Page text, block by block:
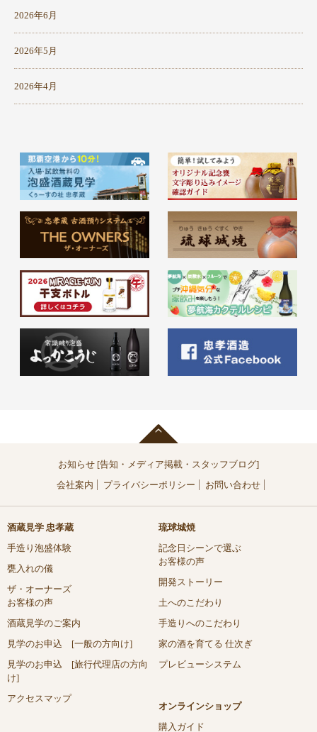
2026年6月
2026年5月
2026年4月
お知らせ [告知・メディア掲載・スタッフブログ]
会社案内
プライバシーポリシー お問い合わせ
酒蔵見学 忠孝蔵
手造り泡盛体験
甕入れの儀
ザ・オーナーズ
お客様の声
酒蔵見学のご案内
見学のお申込 [一般の方向け]
見学のお申込 [旅行代理店の方向
け]
アクセスマップ
琉球城焼
記念日シーンで選ぶ
お客様の声
開発ストーリー
土へのこだわり
手造りへのこだわり
家の酒を育てる 仕次ぎ
プレビューシステム
オンラインショップ
購入ガイド